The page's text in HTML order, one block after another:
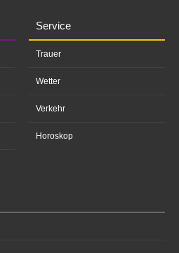
Service
Trauer
Wetter
Verkehr
Horoskop